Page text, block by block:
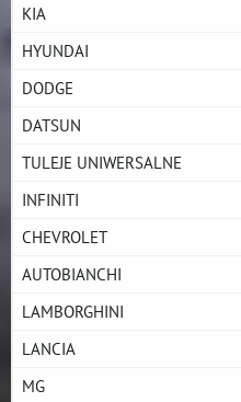
KIA
HYUNDAI
DODGE
DATSUN
TULEJE UNIWERSALNE
INFINITI
CHEVROLET
AUTOBIANCHI
LAMBORGHINI
LANCIA
MG